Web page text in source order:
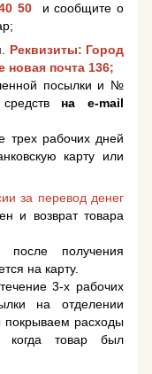
50
и сообщите о
Реквизиты: Город
новая почта 136;
посылки и №
на e-mail
трех рабочих дней
карту или
за перевод денег
и возврат товара
после получения
на карту.
3-х рабочих
на отделении
покрываем расходы
когда товар был